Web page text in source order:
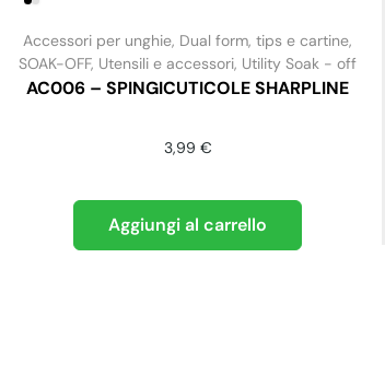
Accessori per unghie, Dual form, tips e cartine,
SOAK-OFF, Utensili e accessori, Utility Soak - off
AC006 – SPINGICUTICOLE SHARPLINE
3,99 €
Aggiungi al carrello